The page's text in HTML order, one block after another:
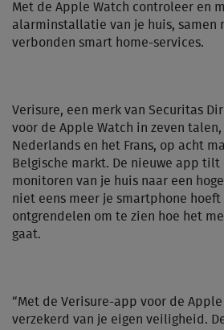
Met de Apple Watch controleer en
alarminstallatie van je huis, samen
verbonden smart home-services.
Verisure, een merk van Securitas
voor de Apple Watch in zeven
Nederlands en het Frans, op acht
Belgische markt. De nieuwe app
monitoren van je huis naar een
niet eens meer je smartphone
ontgrendelen om te zien hoe het
gaat.
“Met de Verisure-app voor de
verzekerd van je eigen veiligheid.